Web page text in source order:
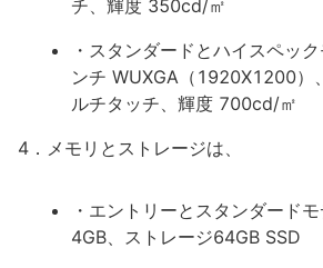
チ、輝度 350cd/㎡
・スタンダードとハイスペッ
ンチ WUXGA（1920X1200）
ルチタッチ、輝度 700cd/㎡
4．メモリとストレージは、
・エントリーとスタンダード
4GB、ストレージ64GB SSD